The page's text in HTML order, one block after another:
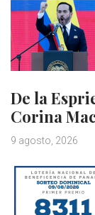
De la
Corina
9 agosto, 2026